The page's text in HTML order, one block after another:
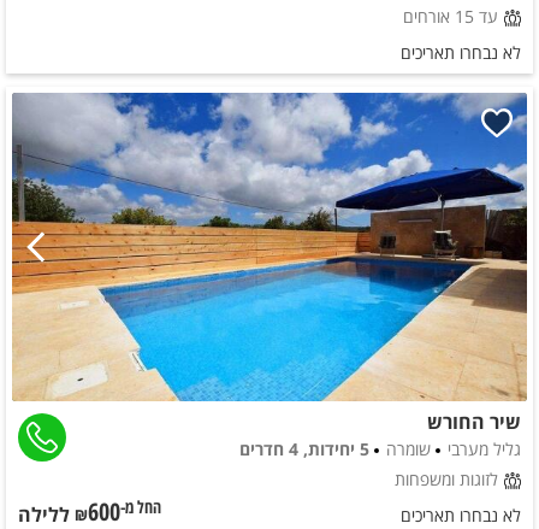
עד 15 אורחים
לא נבחרו תאריכים
שיר החורש
גליל מערבי שומרה
5 יחידות, 4 חדרים
לזוגות ומשפחות
לא נבחרו תאריכים
החל מ-₪600 ללילה